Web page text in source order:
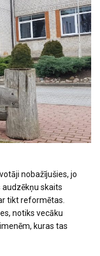
nobažījušies, jo
skaits
tikt reformētas.
notiks vecāku
kuras tas